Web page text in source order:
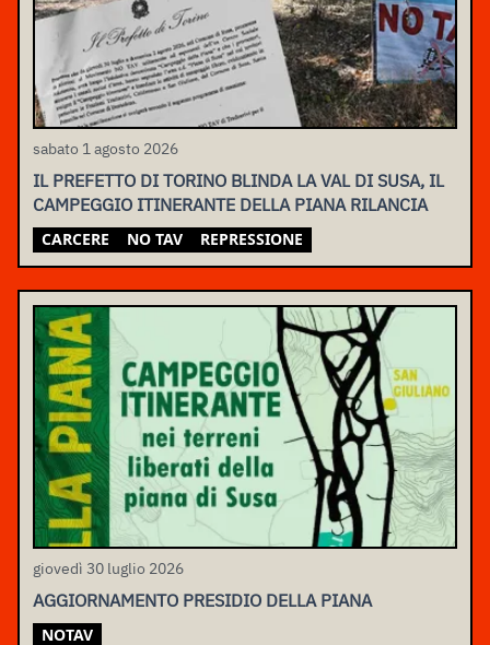
sabato 1 agosto 2026
IL PREFETTO DI TORINO BLINDA LA VAL DI SUSA, IL
CAMPEGGIO ITINERANTE DELLA PIANA RILANCIA
CARCERE NO TAV REPRESSIONE
giovedì 30 luglio 2026
AGGIORNAMENTO PRESIDIO DELLA PIANA
NOTAV